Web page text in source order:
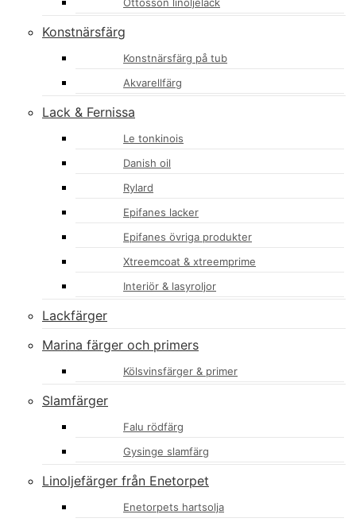
Konstnärsfärg
Konstnärsfärg på tub
Akvarellfärg
Lack & Fernissa
Le tonkinois
Danish oil
Rylard
Epifanes lacker
Epifanes övriga produkter
Xtreemcoat & xtreemprime
Interiör & lasyroljor
Lackfärger
Marina färger och primers
Kölsvinsfärger & primer
Slamfärger
Falu rödfärg
Gysinge slamfärg
Linoljefärger från Enetorpet
Enetorpets hartsolja